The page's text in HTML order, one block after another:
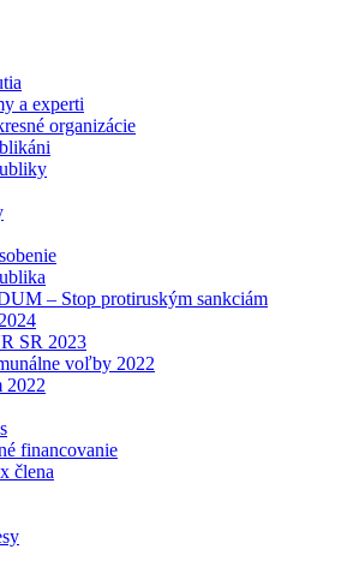
a experti
organizácie
– Stop protiruským sankciám
SR 2023
voľby 2022
2022
financovanie
člena